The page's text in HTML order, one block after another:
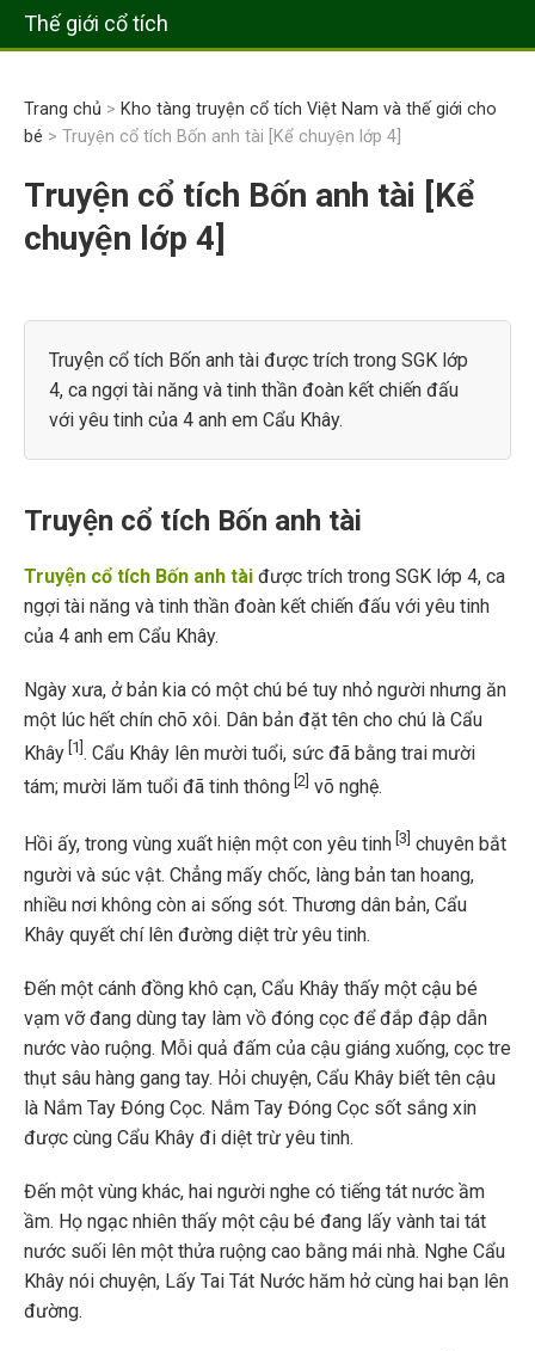
Thế giới cổ tích
Trang chủ > Kho tàng truyện cổ tích Việt Nam và thế giới cho
bé > Truyện cổ tích Bốn anh tài [Kể chuyện lớp 4]
Truyện cổ tích Bốn anh tài [Kể
chuyện lớp 4]
Truyện cổ tích Bốn anh tài được trích trong SGK lớp
4, ca ngợi tài năng và tinh thần đoàn kết chiến đấu
với yêu tinh của 4 anh em Cẩu Khây.
Truyện cổ tích Bốn anh tài
Truyện cổ tích Bốn anh tài được trích trong SGK lớp 4, ca
ngợi tài năng và tinh thần đoàn kết chiến đấu với yêu tinh
của 4 anh em Cẩu Khây.
Ngày xưa, ở bản kia có một chú bé tuy nhỏ người nhưng ăn
một lúc hết chín chõ xôi. Dân bản đặt tên cho chú là Cẩu
Khây [1] . Cẩu Khây lên mười tuổi, sức đã bằng trai mười
tám; mười lăm tuổi đã tinh thông [2] võ nghệ.
Hồi ấy, trong vùng xuất hiện một con yêu tinh [3] chuyên bắt
người và súc vật. Chẳng mấy chốc, làng bản tan hoang,
nhiều nơi không còn ai sống sót. Thương dân bản, Cẩu
Khây quyết chí lên đường diệt trừ yêu tinh.
Đến một cánh đồng khô cạn, Cẩu Khây thấy một cậu bé
vạm vỡ đang dùng tay làm vồ đóng cọc để đắp đập dẫn
nước vào ruộng. Mỗi quả đấm của cậu giáng xuống, cọc tre
thụt sâu hàng gang tay. Hỏi chuyện, Cẩu Khây biết tên cậu
là Nắm Tay Đóng Cọc. Nắm Tay Đóng Cọc sốt sắng xin
được cùng Cẩu Khây đi diệt trừ yêu tinh.
Đến một vùng khác, hai người nghe có tiếng tát nước ầm
ầm. Họ ngạc nhiên thấy một cậu bé đang lấy vành tai tát
nước suối lên một thửa ruộng cao bằng mái nhà. Nghe Cẩu
Khây nói chuyện, Lấy Tai Tát Nước hăm hở cùng hai bạn lên
đường.